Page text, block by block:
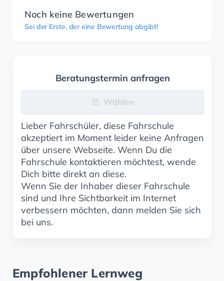
Noch keine Bewertungen
Sei der Erste, der eine Bewertung abgibt!
Beratungstermin anfragen
Wählen
Lieber Fahrschüler, diese Fahrschule
akzeptiert im Moment leider keine Anfragen
über unsere Webseite. Wenn Du die
Fahrschule kontaktieren möchtest, wende
Dich bitte direkt an diese.
Wenn Sie der Inhaber dieser Fahrschule
sind und Ihre Sichtbarkeit im Internet
verbessern möchten, dann melden Sie sich
bei uns.
Empfohlener Lernweg